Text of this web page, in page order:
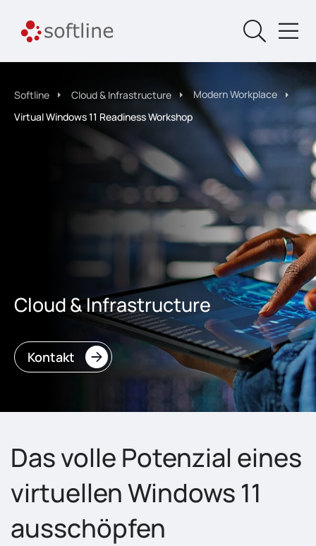
Softline Cloud & Infrastructure
Modern Workplace
Virtual Windows 11 Readiness Workshop
Cloud & Infrastructure
Kontakt
Das volle Potenzial eines
virtuellen Windows 11
ausschöpfen